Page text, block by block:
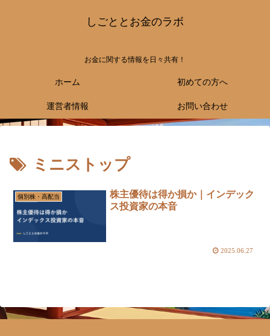
しごととお金のラボ
お金に関する情報を日々共有！
ホーム 初めての方へ
運営者情報 お問い合わせ
ミニストップ
個別株・高配当
株主優待は得か損か｜インデック
ス投資家の本音
2025.06.27